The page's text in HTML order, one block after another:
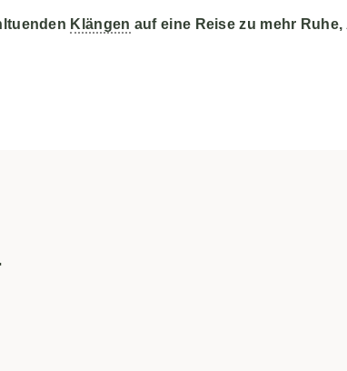
Klängen auf eine Reise zu mehr